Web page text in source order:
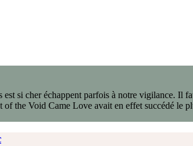
est si cher échappent parfois à notre vigilance. Il
the Void Came Love avait en effet succédé le